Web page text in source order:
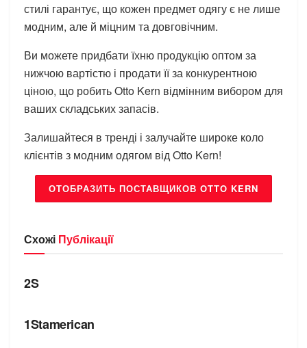
стилі гарантує, що кожен предмет одягу є не лише
модним, але й міцним та довговічним.
Ви можете придбати їхню продукцію оптом за
нижчою вартістю і продати її за конкурентною
ціною, що робить Otto Kern відмінним вибором для
ваших складських запасів.
Залишайтеся в тренді і залучайте широке коло
клієнтів з модним одягом від Otto Kern!
ОТОБРАЗИТЬ ПОСТАВЩИКОВ OTTO KERN
Схожі Публікації
БРЕНДИ
2S
1Stamerican